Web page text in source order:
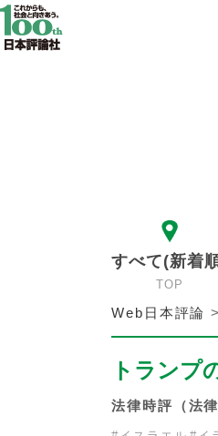
すべて(新着
TOP
Web日本評論 >
トランプ
法律時評（法